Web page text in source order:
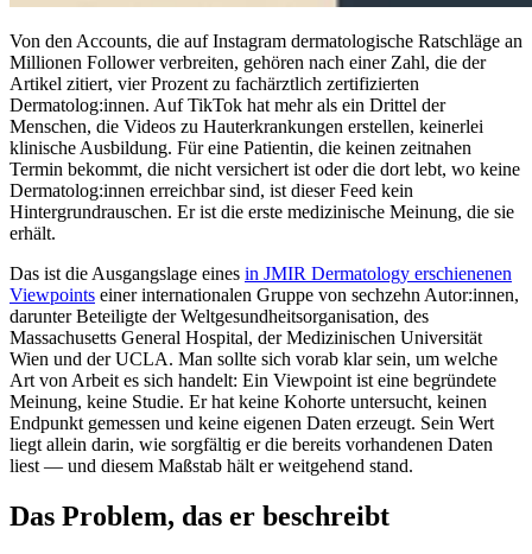
Von den Accounts, die auf Instagram dermatologische Ratschläge an
Millionen Follower verbreiten, gehören nach einer Zahl, die der
Artikel zitiert, vier Prozent zu fachärztlich zertifizierten
Dermatolog:innen. Auf TikTok hat mehr als ein Drittel der
Menschen, die Videos zu Hauterkrankungen erstellen, keinerlei
klinische Ausbildung. Für eine Patientin, die keinen zeitnahen
Termin bekommt, die nicht versichert ist oder die dort lebt, wo keine
Dermatolog:innen erreichbar sind, ist dieser Feed kein
Hintergrundrauschen. Er ist die erste medizinische Meinung, die sie
erhält.
Das ist die Ausgangslage eines in JMIR Dermatology erschienenen
Viewpoints einer internationalen Gruppe von sechzehn Autor:innen,
darunter Beteiligte der Weltgesundheitsorganisation, des
Massachusetts General Hospital, der Medizinischen Universität
Wien und der UCLA. Man sollte sich vorab klar sein, um welche
Art von Arbeit es sich handelt: Ein Viewpoint ist eine begründete
Meinung, keine Studie. Er hat keine Kohorte untersucht, keinen
Endpunkt gemessen und keine eigenen Daten erzeugt. Sein Wert
liegt allein darin, wie sorgfältig er die bereits vorhandenen Daten
liest — und diesem Maßstab hält er weitgehend stand.
Das Problem, das er beschreibt